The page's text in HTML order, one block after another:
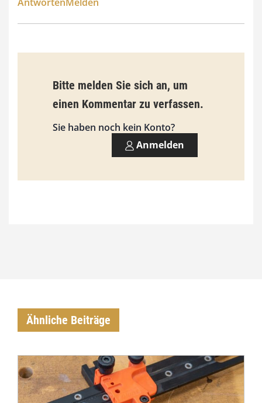
Bitte melden Sie sich an, um
einen Kommentar zu verfassen.
Sie haben noch kein Konto?
Anmelden
Ähnliche Beiträge